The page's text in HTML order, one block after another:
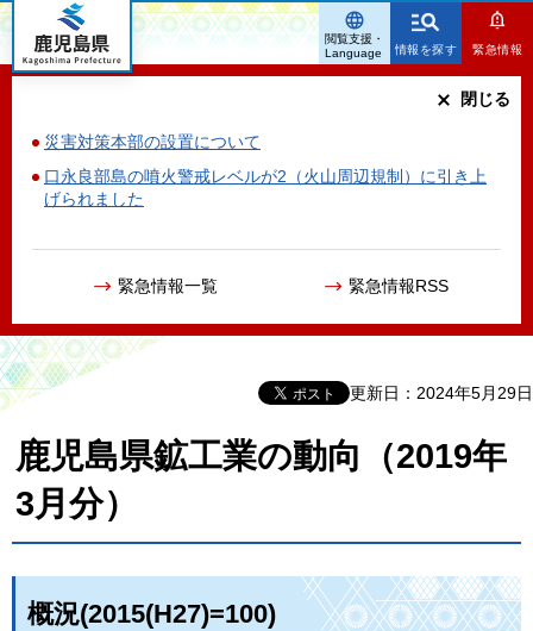
鹿児島県
情報を探す 緊急情報
災害対策本部の設置について
口永良部島の噴火警戒レベルが2（火山周辺規制）に引き上
げられました
緊急情報一覧 緊急情報RSS
閉じる
閲覧支援・
Language
更新日：2024年5月29日
鹿児島県鉱工業の動向（2019年
3月分）
概況(2015(H27)=100)